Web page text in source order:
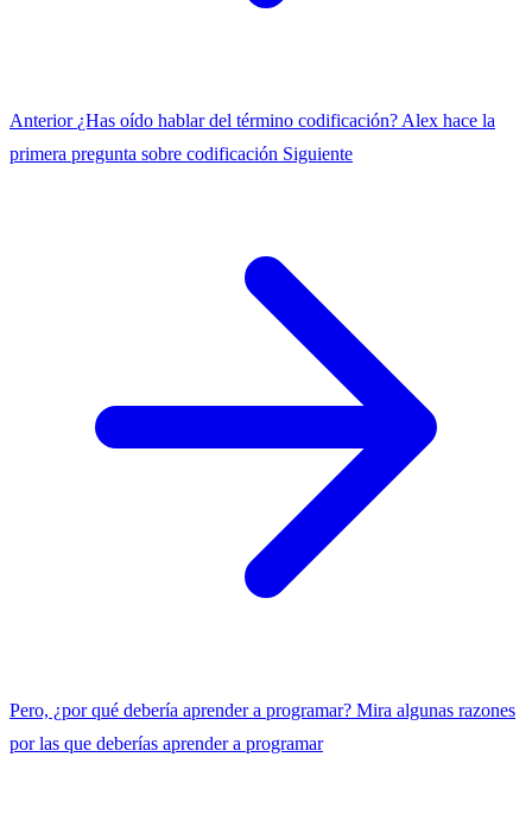
Anterior ¿Has oído hablar del término codificación? Alex hace la
primera pregunta sobre codificación Siguiente
Pero, ¿por qué debería aprender a programar? Mira algunas razones
por las que deberías aprender a programar